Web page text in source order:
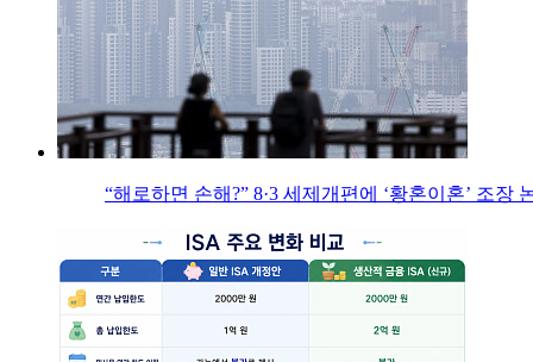
“해로하면 손해?” 8·3 세제개편에 ‘황혼이혼’ 조장